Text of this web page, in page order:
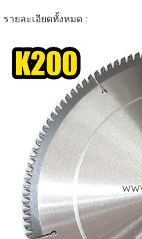
รายละเอียดทั้งหมด :